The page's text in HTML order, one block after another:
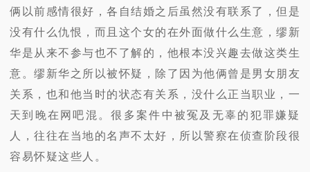
俩以前感情很好，各自结婚之后虽然没有联系了，但是
没有什么仇恨，而且这个女的在外面做什么生意，缪新
华是从来不参与也不了解的，他根本没兴趣去做这类生
意。缪新华之所以被怀疑，除了因为他俩曾是男女朋友
关系，也和他当时的状态有关系，没什么正当职业，一
天到晚在网吧混。很多案件中被冤及无辜的犯罪嫌疑
人，往往在当地的名声不太好，所以警察在侦查阶段很
容易怀疑这些人。